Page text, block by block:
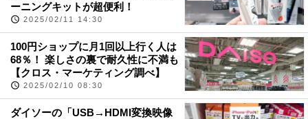
ーニングキットが超便利！
2025/02/11 14:30
100円ショップに月1回以上行く人は
68％！ 楽しさの裏で耐久性に不満も
【クロス・マーケティング調べ】
2025/02/10 08:30
ダイソーの「USB→HDMI変換映像